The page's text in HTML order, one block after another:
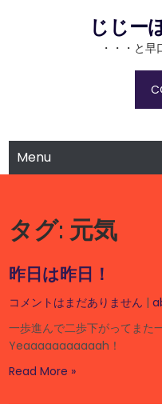
じじー
・・・と早
Menu
タグ: 元気
昨日は昨日！
コメントはまだありません |
一歩進んで二歩下がってまた
Yeaaaaaaaaaaah！
Read More »